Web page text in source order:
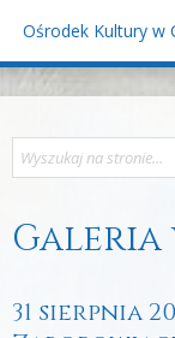
Ośrodek Kultury w
Galeria
31 sierpnia